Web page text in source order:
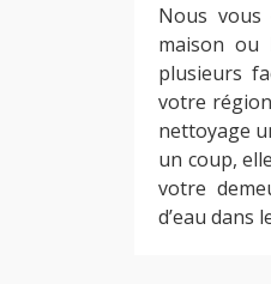
Nous
maison ou
plusieurs
votre
nettoyage
un coup,
votre
d’eau dans